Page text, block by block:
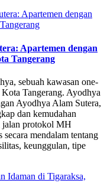
Apartemen dengan
Tangerang
sebuah kawasan one-
Tangerang. Ayodhya
Ayodhya Alam Sutera,
dan kemudahan
jalan protokol MH
mendalam tentang
keunggulan, tipe